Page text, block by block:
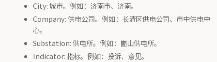
City: 城市。例如：济南市、济南。
Company: 供电公司。例如：长清区供电公司、市中供电中
心。
Substation: 供电所。例如：崮山供电所。
Indicator: 指标。例如：投诉、意见。